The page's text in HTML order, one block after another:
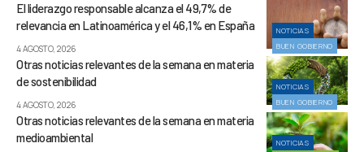
NOTICIAS
BUEN GOBIERNO
El liderazgo responsable alcanza el 49,7% de
relevancia en Latinoamérica y el 46,1% en España
4 AGOSTO, 2026
NOTICIAS
BUEN GOBIERNO
Otras noticias relevantes de la semana en materia
de sostenibilidad
4 AGOSTO, 2026
NOTICIAS
Otras noticias relevantes de la semana en materia
medioambiental